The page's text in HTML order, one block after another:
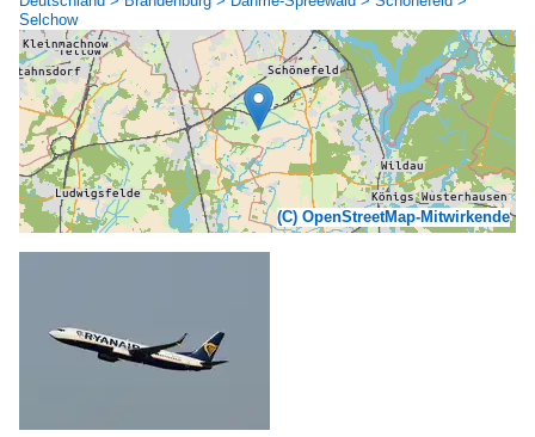
Selchow
(C) OpenStreetMap-Mitwirkende